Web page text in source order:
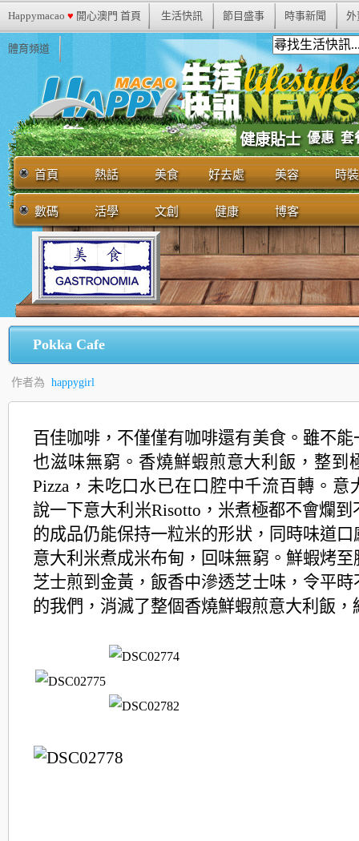
Happymacao ♥ 開心澳門 首頁 生活快訊 節目盛事 時事新聞 外
體育頻道
健康貼士 優惠 套
首頁 熱話 美食 好去處 美容 時裝
數碼 活學 文創 健康 博客
Pokka Cafe
作者為 happygirl
百佳咖啡，不僅僅有咖啡還有美食。雖不能
也滋味無窮。香燒鮮蝦煎意大利飯，整到
Pizza ，未吃口水已在口腔中千流百轉。意
說一下意大利米Risotto，米煮極都不會爛到
的成品仍能保持一粒米的形狀，同時味道口
意大利 米煮成米布甸，回味無窮。鮮蝦烤至
芝士煎到金黃， 飯香中滲透芝士味，令平時
的我們，消滅了整個香燒鮮蝦煎意大利飯，